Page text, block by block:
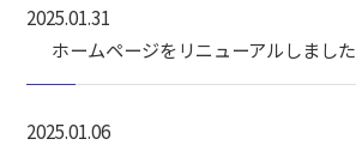
2025.01.31
ホームページをリニューアルしました
2025.01.06